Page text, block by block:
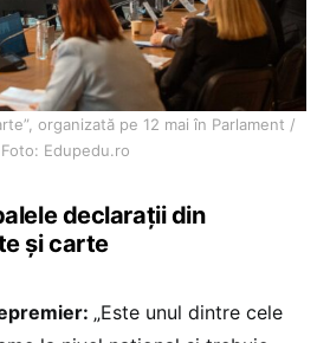
organizată pe 12 mai în Parlament /
Foto: Edupedu.ro
declarații din
și carte
„Este unul dintre cele